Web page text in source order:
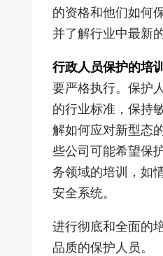
的资格和他们如何
并了解行业中最新
行政人员保护的培训
要严格执行。保护
的行业标准，保持
解如何应对新型态
些公司可能希望保
务领域的培训，如
安全系统。
进行彻底和全面的
品质的保护人员。